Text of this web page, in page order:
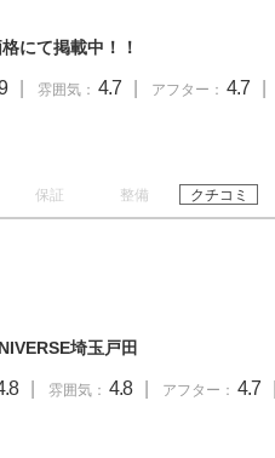
にて掲載中！！
雰囲気： 4.7 アフター： 4.7
保証 整備 クチコミ
埼玉戸田
雰囲気： 4.8 アフター： 4.7